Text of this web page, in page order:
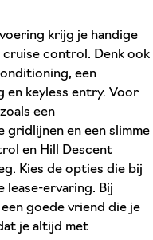
krijg je handige
control. Denk ook
een
en keyless entry. Voor
een
gridlijnen en een slimme
en Hill Descent
Kies de opties die bij
lease-ervaring. Bij
goede vriend die je
je altijd met